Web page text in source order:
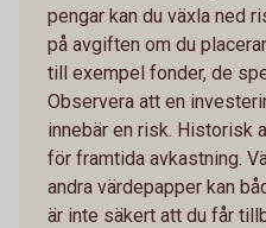
pengar kan du växla ned
på avgiften om du
till exempel fonder, de
Observera att en
innebär en risk. Historisk
för framtida avkastning.
andra värdepapper kan
är inte säkert att du får